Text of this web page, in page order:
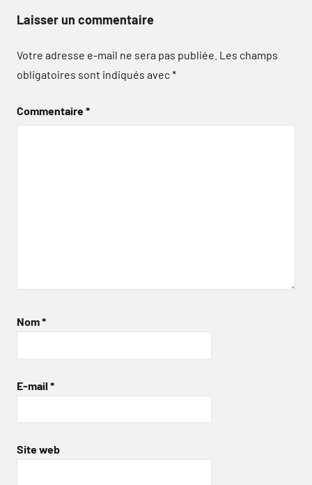
Laisser un commentaire
Votre adresse e-mail ne sera pas publiée. Les champs
obligatoires sont indiqués avec*
Commentaire*
Nom*
E-mail *
Site web